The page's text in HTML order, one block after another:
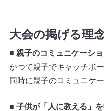
大会の掲げる理
■ 親子のコミュニケーシ
かつて親子でキャッチボ
同時に親子のコミュニケ
■ 子供が「人に教える」